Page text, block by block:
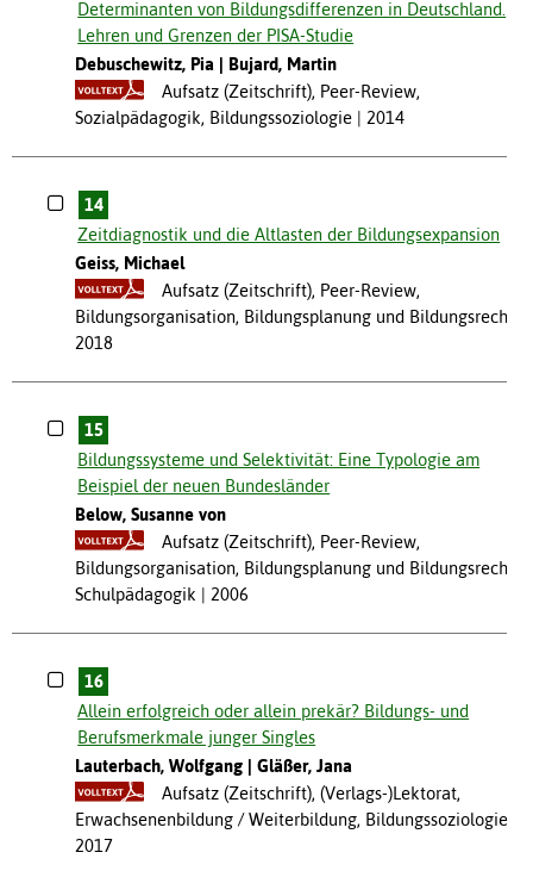
Determinanten von Bildungsdifferenzen in Deutschland.
Lehren und Grenzen der PISA-Studie
Debuschewitz, Pia
Bujard, Martin
Aufsatz (Zeitschrift), Peer-Review,
Sozialpädagogik, Bildungssoziologie
2014
14
Zeitdiagnostik und die Altlasten der Bildungsexpansion
Geiss, Michael
Aufsatz (Zeitschrift), Peer-Review,
Bildungsorganisation, Bildungsplanung und Bildungsrecht
2018
15
Bildungssysteme und Selektivität: Eine Typologie am
Beispiel der neuen Bundesländer
Below, Susanne von
Aufsatz (Zeitschrift), Peer-Review,
Bildungsorganisation, Bildungsplanung und Bildungsrecht,
Schulpädagogik
2006
16
Allein erfolgreich oder allein prekär? Bildungs- und
Berufsmerkmale junger Singles
Lauterbach, Wolfgang
Gläßer, Jana
Aufsatz (Zeitschrift), (Verlags-)Lektorat,
Erwachsenenbildung / Weiterbildung, Bildungssoziologie
2017